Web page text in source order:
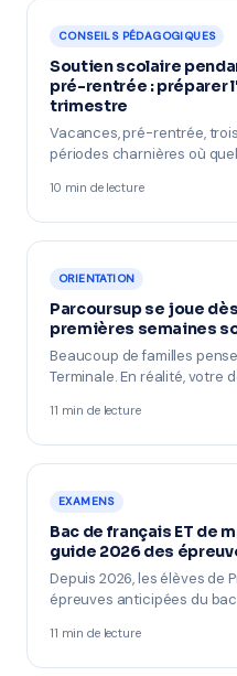
CONSEILS PÉDAGOGIQUES
Soutien scolaire
pré-rentrée : préparer
trimestre
Vacances, pré-rentrée,
périodes charnières où
10 min de lecture
ORIENTATION
Parcoursup se joue
premières semaines
Beaucoup de familles
Terminale. En réalité, votre
11 min de lecture
EXAMENS
Bac de français ET de
guide 2026 des
Depuis 2026, les élèves de
épreuves anticipées du
11 min de lecture